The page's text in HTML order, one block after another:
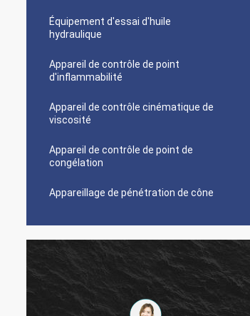
Équipement d'essai d'huile
hydraulique
Appareil de contrôle de point
d'inflammabilité
Appareil de contrôle cinématique de
viscosité
Appareil de contrôle de point de
congélation
Appareillage de pénétration de cône